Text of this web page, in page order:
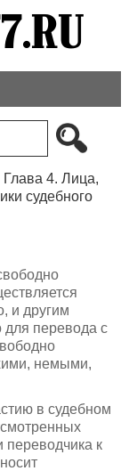
Глава 4. Лица,
судебного
и другим
для перевода с
немыми,
в судебном
к